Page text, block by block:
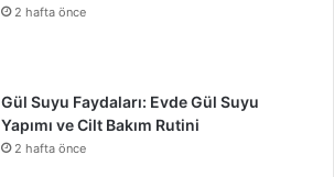
2 hafta önce
Gül Suyu Faydaları: Evde Gül Suyu
Yapımı ve Cilt Bakım Rutini
2 hafta önce